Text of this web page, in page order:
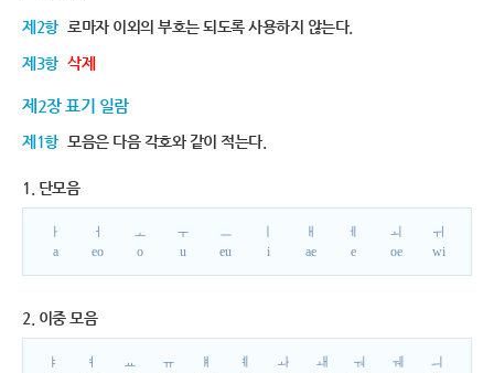
제2항 로마자 이외의 부호는 되도록 사용하지 않는다.
제3항 삭제
제2장 표기 일람
제1항 모음은 다음 각호와 같이 적는다.
1. 단모음
ㅏ
a
ㅓ
eo
ㅗ
o
ㅜ
u
ㅡ
eu
i
ㅐ
ae
ㅔ
e
ㅚ
oe
ㅟ
wi
2. 이중 모음
ㅑ
ㅕ
ㅛ
ㅠ
ㅒ
ㅖ
ㅘ
ㅙ
ㅝ
ㅞ
ㅢ